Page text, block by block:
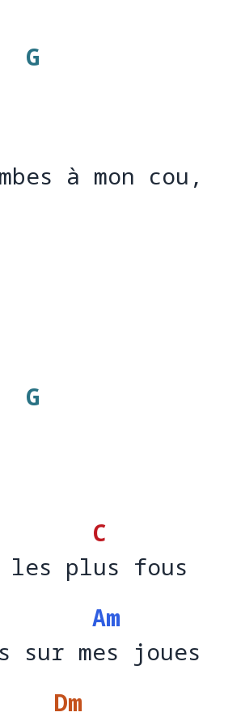
G
à mon cou,
G
les pl
C
u
plus fous
sur m
Am
es
sur mes joues
Dm